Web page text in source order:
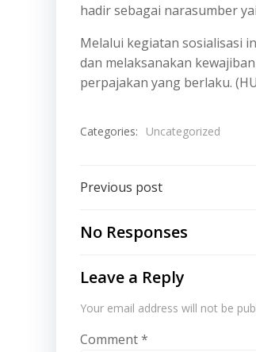
hadir sebagai narasumber
Melalui kegiatan sosialisasi
dan melaksanakan
perpajakan yang berlaku.
Categories: Uncategorized
Post
navigation
Previous post
No Responses
Leave a Reply
Your email address will not be
Comment*